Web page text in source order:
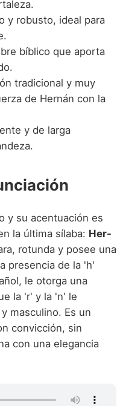
y robusto, ideal para
bíblico que aporta
tradicional y muy
de Hernán con la
y de larga
y su acentuación es
la última sílaba: Her-
rotunda y posee una
presencia de la 'h'
le otorga una
la 'r' y la 'n' le
masculino. Es un
convicción, sin
con una elegancia